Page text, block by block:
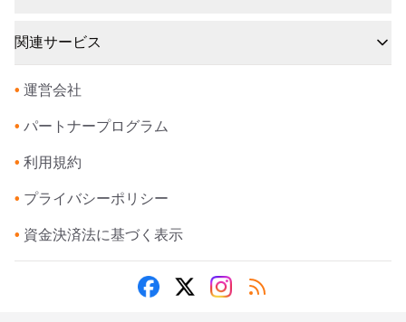
関連サービス
• 運営会社
• パートナープログラム
• 利用規約
• プライバシーポリシー
• 資金決済法に基づく表示